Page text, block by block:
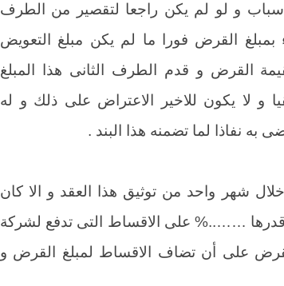
و لو لم يكن راجعا لتقصير من الطرف
بمبلغ القرض فورا ما لم يكن مبلغ التعويض
القرض و قدم الطرف الثانى هذا المبلغ
و لا يكون للاخير الاعتراض على ذلك و له
نفاذا لما تضمنه هذا البند .
شهر واحد من توثيق هذا العقد و الا كان
قدرها ……..% على الاقساط التى تدفع لشركة
على أن تضاف الاقساط لمبلغ القرض و